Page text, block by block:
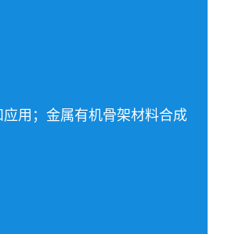
用；金属有机骨架材料合成